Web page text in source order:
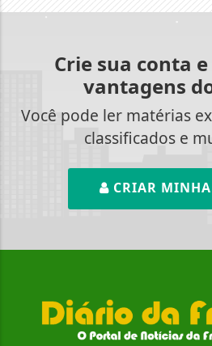
Crie sua conta
vantagens
Você pode ler matérias
classificados e
CRIAR MINHA